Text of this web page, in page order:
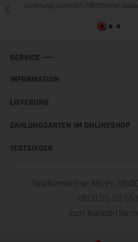
Lieferung pünktlich,Mitarbeiter
SERVICE
INFORMATION
LIEFERUNG
ZAHLUNGSARTEN IM ONLINESHOP
TESTSIEGER
Telefonhotline: Mo-Fr, 09:00
0800 55 20 55
zum